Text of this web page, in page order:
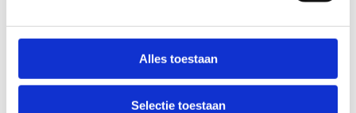
Alles toestaan
Selectie toestaan